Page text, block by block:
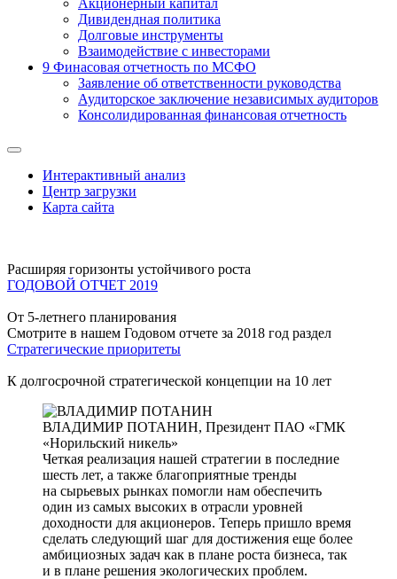
Акционерный капитал
Дивидендная политика
Долговые инструменты
Взаимодействие с инвеcторами
9 Финасовая отчетность по МСФО
Заявление об ответственности руководства
Аудиторское заключение независимых аудиторов
Консолидированная финансовая отчетность
Интерактивный анализ
Центр загрузки
Карта сайта
Расширяя горизонты устойчивого роста
ГОДОВОЙ ОТЧЕТ 2019
От 5-летнего планирования
Смотрите в нашем Годовом отчете за 2018 год раздел
Стратегические приоритеты
К долгосрочной стратегической концепции на 10 лет
ВЛАДИМИР ПОТАНИН, Президент ПАО «ГМК
«Норильский никель»
Четкая реализация нашей стратегии в последние
шесть лет, а также благоприятные тренды
на сырьевых рынках помогли нам обеспечить
один из самых высоких в отрасли уровней
доходности для акционеров. Теперь пришло время
сделать следующий шаг для достижения еще более
амбициозных задач как в плане роста бизнеса, так
и в плане решения экологических проблем.